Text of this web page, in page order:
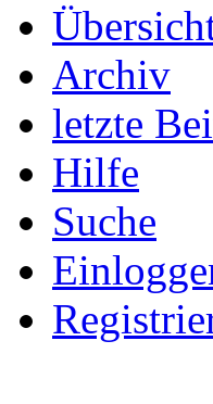
Archiv
letzte
Hilfe
Suche